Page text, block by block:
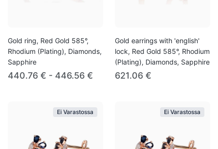
Gold ring, Red Gold 585°,
Rhodium (Plating), Diamonds,
Sapphire
440.76 € - 446.56 €
Gold earrings with 'english'
lock, Red Gold 585°, Rhodium
(Plating), Diamonds, Sapphire
621.06 €
Ei Varastossa Ei Varastossa